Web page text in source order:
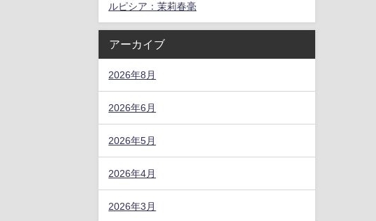
ルピシア：茉莉春毫
アーカイブ
2026年8月
2026年6月
2026年5月
2026年4月
2026年3月